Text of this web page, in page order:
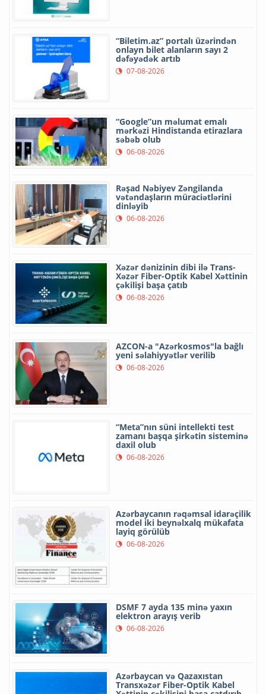
“Biletim.az” portalı üzərindən
onlayn bilet alanların sayı 2
dəfəyədək artıb
07-08-2026
“Google”un məlumat emalı
mərkəzi Hindistanda etirazlara
səbəb olub
06-08-2026
Rəşad Nəbiyev Zəngilanda
vətəndaşların müraciətlərini
dinləyib
06-08-2026
Xəzər dənizinin dibi ilə Trans-
Xəzər Fiber-Optik Kabel Xəttinin
çəkilişi başa çatıb
06-08-2026
AZCON-a "Azərkosmos"la bağlı
yeni səlahiyyətlər verilib
06-08-2026
“Meta”nın süni intellekti test
zamanı başqa şirkətin sisteminə
daxil olub
06-08-2026
Azərbaycanın rəqəmsal idarəçilik
model iki beynəlxalq mükafata
layiq görülüb
06-08-2026
DSMF 7 ayda 135 minə yaxın
elektron arayış verib
06-08-2026
Azərbaycan və Qazaxıstan
Transxəzər Fiber-Optik Kabel